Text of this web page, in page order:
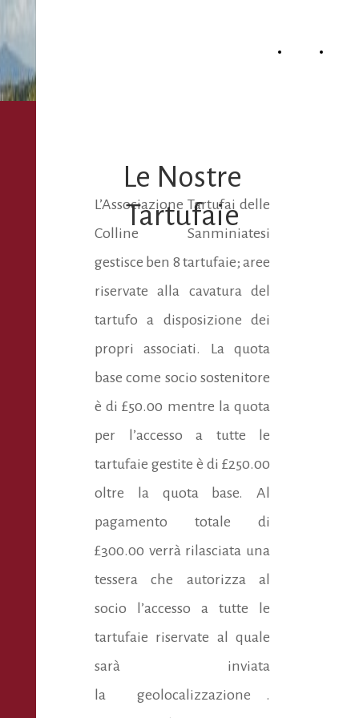
HOME
Le Nostre
Tartufaie
L’Associazione Tartufai delle
Colline Sanminiatesi
gestisce ben 8 tartufaie; aree
riservate alla cavatura del
tartufo a disposizione dei
propri associati. La quota
base come socio sostenitore
è di £50.00 mentre la quota
per l’accesso a tutte le
tartufaie gestite è di £250.00
oltre la quota base. Al
pagamento totale di
£300.00 verrà rilasciata una
tessera che autorizza al
socio l’accesso a tutte le
tartufaie riservate al quale
sarà inviata
la geolocalizzazione .